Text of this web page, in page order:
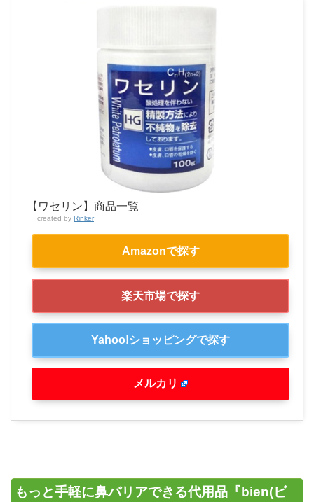
【ワセリン】商品一覧
created by Rinker
Amazonで探す
楽天市場で探す
Yahoo!ショッピングで探す
メルカリ
もっと手軽に鼻バリアできる代用品『bien(ビ